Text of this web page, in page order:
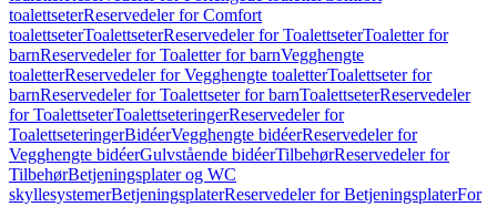
toalettseterReservedeler for Comfort
toalettseterToalettseterReservedeler for ToalettseterToaletter for
barnReservedeler for Toaletter for barnVegghengte
toaletterReservedeler for Vegghengte toaletterToalettseter for
barnReservedeler for Toalettseter for barnToalettseterReservedeler
for ToalettseterToalettseteringerReservedeler for
ToalettseteringerBidéerVegghengte bidéerReservedeler for
Vegghengte bidéerGulvstående bidéerTilbehørReservedeler for
TilbehørBetjeningsplater og WC
skyllesystemerBetjeningsplaterReservedeler for BetjeningsplaterFor